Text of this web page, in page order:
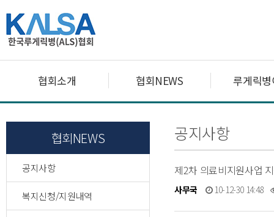
협회소개 협회NEWS 루게릭
협회NEWS
공지사항
복지신청/지원내역
공지사항
제2차 의료비지원사업
사무국 10-12-30 14:48